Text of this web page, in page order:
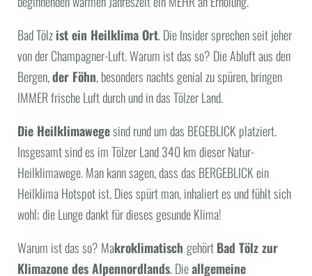
NATURENESS
Bad Tölzist ein Heilklima Ort. Die Insider sprechen seit jeher
von der Champagner-Luft. Warum ist das so? Die Abluft aus den
Bergen,der Föhn, besonders nachts genial zu spüren, bringen
IMMER frische Luft durch und in das Tölzer Land.
Die Heilklimawegesind rund um das BEGEBLICK platziert.
Insgesamt sind es im Tölzer Land 340 km dieser Natur-
Heilklimawege. Man kann sagen, dass das BERGEBLICK ein
Heilklima Hotspot ist. Dies spürt man, inhaliert es und fühlt sich
wohl; die Lunge dankt für dieses gesunde Klima!
Warum ist das so? Makroklimatisch gehörtBad Tölz zur
Klimazone des Alpennordlands. Dieallgemeine